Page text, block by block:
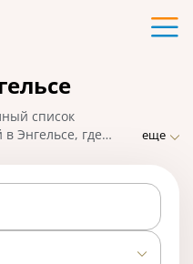
список
Энгельсе, где
оформлением
заявок. На
со ставкой
еще